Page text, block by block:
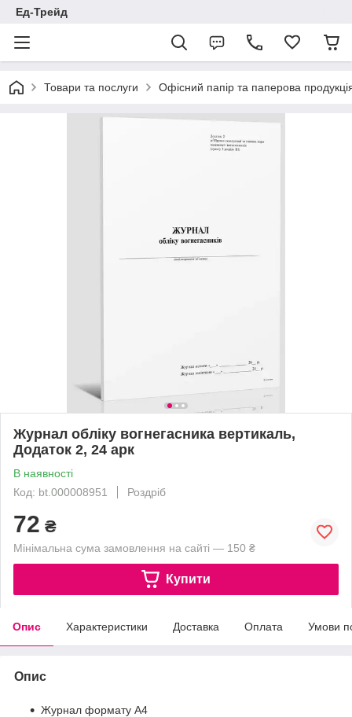
Ед-Трейд
Товари та послуги Офісний папір та паперова
Журнал обліку вогнегасника вертикаль,
Додаток 2, 24 арк
В наявності
Код: bt.000008951
Роздріб
72 ₴
Мінімальна сума замовлення на сайті — 150 ₴
Купити
Опис Характеристики Доставка Оплата Умови
Опис
Журнал формату А4